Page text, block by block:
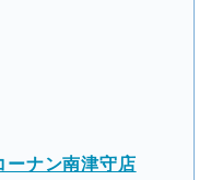
ーナン南津守店